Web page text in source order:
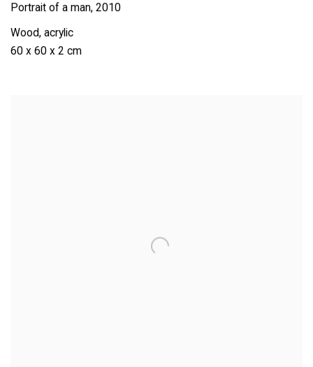
Portrait of a man, 2010
Wood, acrylic
60 x 60 x 2 cm